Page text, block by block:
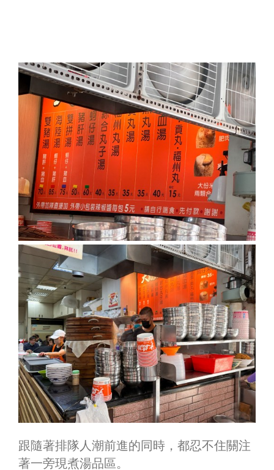
跟隨著排隊人潮前進的同時，都忍不住關注
著一旁現煮湯品區。